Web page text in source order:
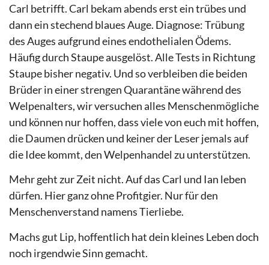
Carl betrifft. Carl bekam abends erst ein trübes und
dann ein stechend blaues Auge. Diagnose: Trübung
des Auges aufgrund eines endothelialen Ödems.
Häufig durch Staupe ausgelöst. Alle Tests in Richtung
Staupe bisher negativ. Und so verbleiben die beiden
Brüder in einer strengen Quarantäne während des
Welpenalters, wir versuchen alles Menschenmögliche
und können nur hoffen, dass viele von euch mit hoffen,
die Daumen drücken und keiner der Leser jemals auf
die Idee kommt, den Welpenhandel zu unterstützen.
Mehr geht zur Zeit nicht. Auf das Carl und Ian leben
dürfen. Hier ganz ohne Profitgier. Nur für den
Menschenverstand namens Tierliebe.
Machs gut Lip, hoffentlich hat dein kleines Leben doch
noch irgendwie Sinn gemacht.